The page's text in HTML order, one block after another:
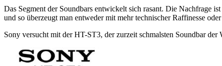
Das Segment der Soundbars entwickelt sich rasant. Die Nachfrage
und so überzeugt man entweder mit mehr technischer Raffinesse
Sony versucht mit der HT-ST3, der zurzeit schmalsten Soundbar